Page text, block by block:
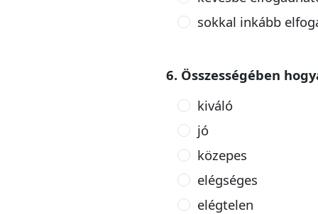
sokkal inkább
6. Összességében
kiváló
jó
közepes
elégséges
elégtelen